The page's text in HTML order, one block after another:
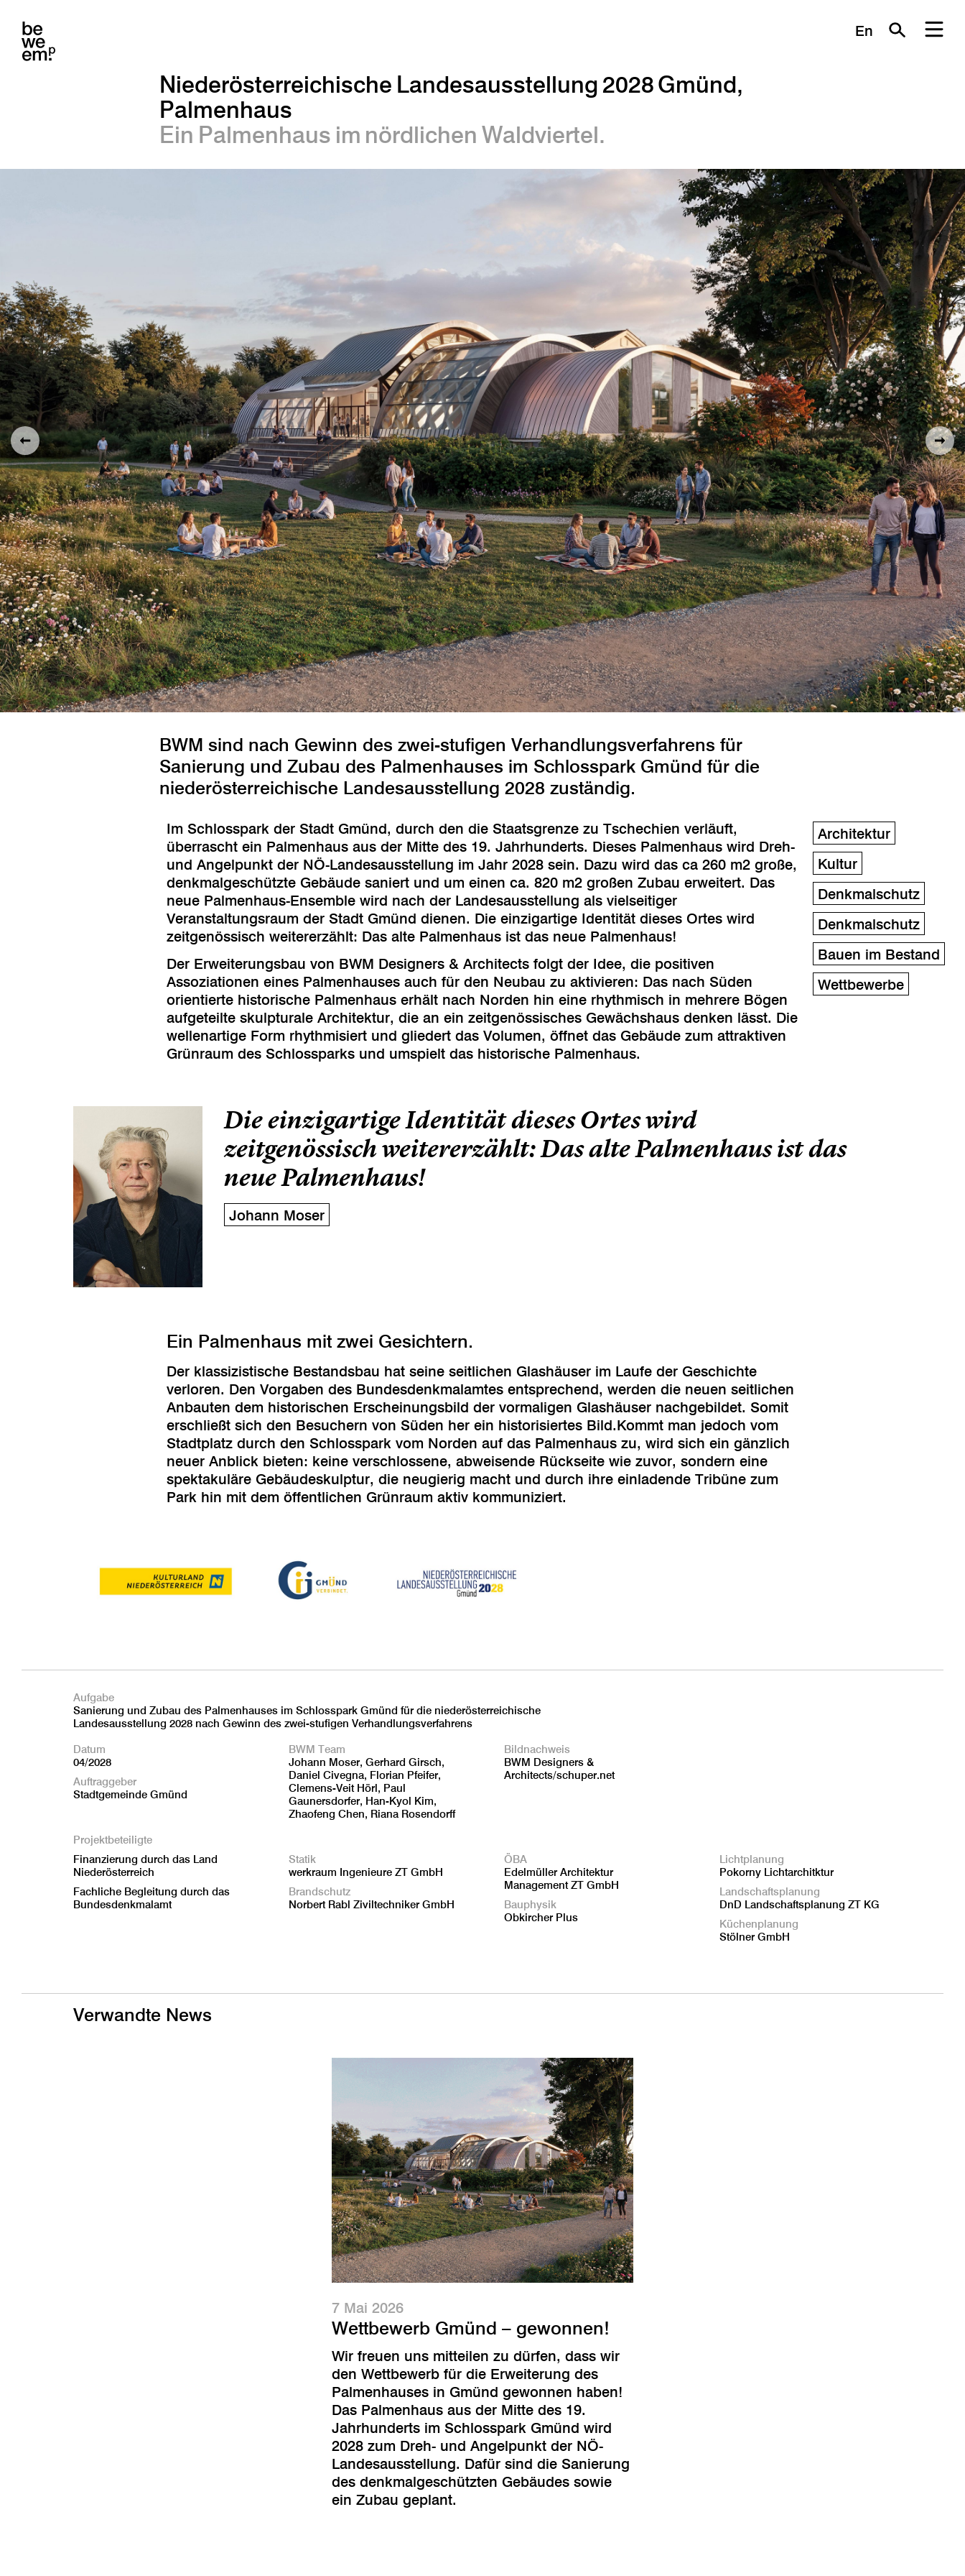
En
Niederösterreichische Landesausstellung 2028 Gmünd,
Palmenhaus
Ein Palmenhaus im nördlichen Waldviertel.
BWM sind nach Gewinn des zwei-stufigen Verhandlungsverfahrens für
Sanierung und Zubau des Palmenhauses im Schlosspark Gmünd für die
niederösterreichische Landesausstellung 2028 zuständig.
Im Schlosspark der Stadt Gmünd, durch den die Staatsgrenze zu Tschechien verläuft,
überrascht ein Palmenhaus aus der Mitte des 19. Jahrhunderts. Dieses Palmenhaus wird Dreh-
und Angelpunkt der NÖ-Landesausstellung im Jahr 2028 sein. Dazu wird das ca 260 m2 große,
denkmalgeschützte Gebäude saniert und um einen ca. 820 m2 großen Zubau erweitert. Das
neue Palmenhaus-Ensemble wird nach der Landesausstellung als vielseitiger
Veranstaltungsraum der Stadt Gmünd dienen. Die einzigartige Identität dieses Ortes wird
zeitgenössisch weitererzählt: Das alte Palmenhaus ist das neue Palmenhaus!
Der Erweiterungsbau von BWM Designers & Architects folgt der Idee, die positiven
Assoziationen eines Palmenhauses auch für den Neubau zu aktivieren: Das nach Süden
orientierte historische Palmenhaus erhält nach Norden hin eine rhythmisch in mehrere Bögen
aufgeteilte skulpturale Architektur, die an ein zeitgenössisches Gewächshaus denken lässt. Die
wellenartige Form rhythmisiert und gliedert das Volumen, öffnet das Gebäude zum attraktiven
Grünraum des Schlossparks und umspielt das historische Palmenhaus.
Die einzigartige Identität dieses Ortes wird
zeitgenössisch weitererzählt: Das alte Palmenhaus ist das
neue Palmenhaus!
Johann Moser
Ein Palmenhaus mit zwei Gesichtern.
Der klassizistische Bestandsbau hat seine seitlichen Glashäuser im Laufe der Geschichte
verloren. Den Vorgaben des Bundesdenkmalamtes entsprechend, werden die neuen seitlichen
Anbauten dem historischen Erscheinungsbild der vormaligen Glashäuser nachgebildet. Somit
erschließt sich den Besuchern von Süden her ein historisiertes Bild.Kommt man jedoch vom
Stadtplatz durch den Schlosspark vom Norden auf das Palmenhaus zu, wird sich ein gänzlich
neuer Anblick bieten: keine verschlossene, abweisende Rückseite wie zuvor, sondern eine
spektakuläre Gebäudeskulptur, die neugierig macht und durch ihre einladende Tribüne zum
Park hin mit dem öffentlichen Grünraum aktiv kommuniziert.
Architektur
Kultur
Denkmalschutz
Denkmalschutz
Bauen im Bestand
Wettbewerbe
Aufgabe
Sanierung und Zubau des Palmenhauses im Schlosspark Gmünd für die niederösterreichische
Landesausstellung 2028 nach Gewinn des zwei-stufigen Verhandlungsverfahrens
Datum
04/2028
Auftraggeber
Stadtgemeinde Gmünd
BWM Team
Johann Moser, Gerhard Girsch,
Daniel Civegna, Florian Pfeifer,
Clemens-Veit Hörl, Paul
Gaunersdorfer, Han-Kyol Kim,
Zhaofeng Chen, Riana Rosendorff
Bildnachweis
BWM Designers &
Architects/schuper.net
Projektbeteiligte
Finanzierung durch das Land
Niederösterreich
Fachliche Begleitung durch das
Bundesdenkmalamt
Statik
werkraum Ingenieure ZT GmbH
Brandschutz
Norbert Rabl Ziviltechniker GmbH
ÖBA
Edelmüller Architektur
Management ZT GmbH
Bauphysik
Obkircher Plus
Lichtplanung
Pokorny Lichtarchitktur
Landschaftsplanung
DnD Landschaftsplanung ZT KG
Küchenplanung
Stölner GmbH
Verwandte News
7 Mai 2026
Wettbewerb Gmünd – gewonnen!
Wir freuen uns mitteilen zu dürfen, dass wir
den Wettbewerb für die Erweiterung des
Palmenhauses in Gmünd gewonnen haben!
Das Palmenhaus aus der Mitte des 19.
Jahrhunderts im Schlosspark Gmünd wird
2028 zum Dreh- und Angelpunkt der NÖ-
Landesausstellung. Dafür sind die Sanierung
des denkmalgeschützten Gebäudes sowie
ein Zubau geplant.